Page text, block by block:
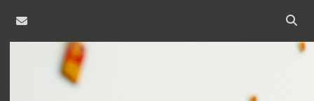
email
Open
bar
same
nature